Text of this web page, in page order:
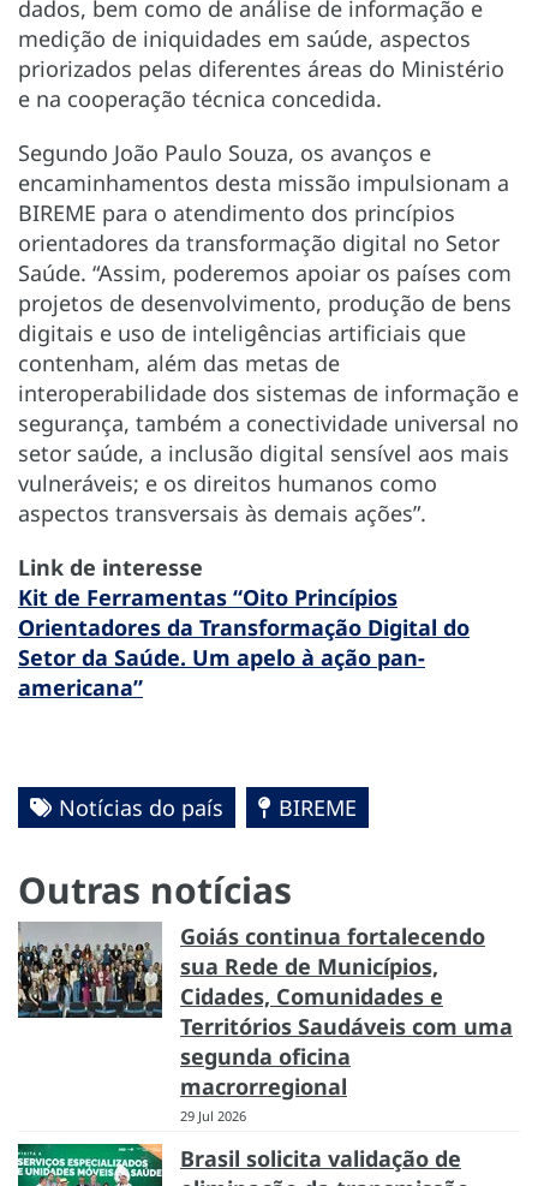
dados, bem como de análise de informação e
medição de iniquidades em saúde, aspectos
priorizados pelas diferentes áreas do Ministério
e na cooperação técnica concedida.
Segundo João Paulo Souza, os avanços e
encaminhamentos desta missão impulsionam a
BIREME para o atendimento dos princípios
orientadores da transformação digital no Setor
Saúde. “Assim, poderemos apoiar os países com
projetos de desenvolvimento, produção de bens
digitais e uso de inteligências artificiais que
contenham, além das metas de
interoperabilidade dos sistemas de informação e
segurança, também a conectividade universal no
setor saúde, a inclusão digital sensível aos mais
vulneráveis; e os direitos humanos como
aspectos transversais às demais ações”.
Link de interesse
Kit de Ferramentas “Oito Princípios
Orientadores da Transformação Digital do
Setor da Saúde. Um apelo à ação pan-
americana”
Notícias do país BIREME
Outras notícias
Goiás continua fortalecendo
sua Rede de Municípios,
Cidades, Comunidades e
Territórios Saudáveis com uma
segunda oficina
macrorregional
29 Jul 2026
Brasil solicita validação de